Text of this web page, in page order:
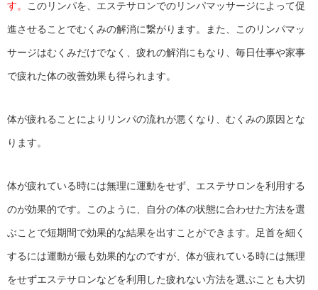
す。 このリンパを、エステサロンでのリンパマッサージによって促
進させることでむくみの解消に繋がります。また、このリンパマッ
サージはむくみだけでなく、疲れの解消にもなり、毎日仕事や家事
で疲れた体の改善効果も得られます。
体が疲れることによりリンパの流れが悪くなり、むくみの原因とな
ります。
体が疲れている時には無理に運動をせず、エステサロンを利用する
のが効果的です。このように、自分の体の状態に合わせた方法を選
ぶことで短期間で効果的な結果を出すことができます。足首を細く
するには運動が最も効果的なのですが、体が疲れている時には無理
をせずエステサロンなどを利用した疲れない方法を選ぶことも大切